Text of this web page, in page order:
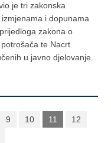
je tri zakonska
i dopunama
zakona o
te Nacrt
u javno djelovanje.
9 10 11
12